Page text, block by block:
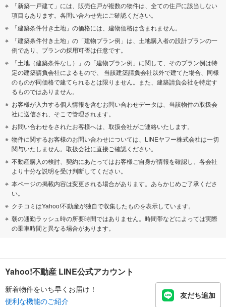
「新築一戸建て」には、販売住戸が複数の物件は、全ての住戸に該当しない
項目もあります。各問い合わせ先にご確認ください。
「建築条件付き土地」の価格には、建物価格は含まれません。
「建築条件付き土地」の「建物プラン例」は、土地購入者の設計プランの一
例であり、プランの採用可否は任意です。
「土地（建築条件なし）」の「建物プラン例」に関して、そのプラン例は特
定の建築請負会社によるもので、 当該建築請負会社以外で建てた場合、同様
のものが同価格で建てられるとは限りません。また、建築請負会社を特定す
るものではありません。
お客様が入力する個人情報を含むお問い合わせデータは、当該物件の取扱会
社に送信され、そこで管理されます。
お問い合わせをされたお客様へは、取扱会社がご連絡いたします。
物件に関するお客様のお問い合わせについては、LINEヤフー株式会社は一切
関与いたしません。取扱会社に直接ご確認ください。
不動産購入の検討、契約にあたってはお客様ご自身が情報を確認し、各会社
より十分な説明を受け判断してください。
本ページの掲載内容は変更される場合があります。あらかじめご了承くださ
い。
クチコミはYahoo!不動産が独自で収集したものを表示しています。
朝の通勤ラッシュ時の所要時間ではありません。時間帯などによっては実際
の乗車時間と異なる場合があります。
Yahoo!不動産 LINE公式アカウント
新着物件をいち早くお届け！
便利な機能のご紹介
友だち追加